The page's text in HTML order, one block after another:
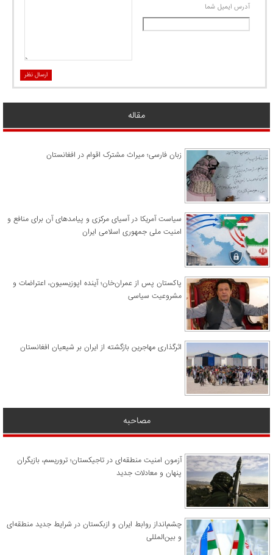
آدرس ايميل شما
ارسال نظر
مقاله
زبان فارسی؛ میراث مشترک اقوام در افغانستان
سیاست آمریکا در آسیای مرکزی و پیامدهای آن برای منافع و
امنیت ملی جمهوری اسلامی ایران
پاکستان پس از عمران‌خان؛ آینده اپوزیسیون، اعتراضات و
مشروعیت سیاسی
اثرگذاری مهاجرین بازگشته از ایران بر شیعیان افغانستان
مصاحبه
آزمون امنیت منطقه‌ای در تاجیکستان؛ تروریسم، بازیگران
پنهان و معادلات جدید
چشم‌انداز روابط ایران و ازبکستان در شرایط جدید منطقه‌ای
و بین‌المللی